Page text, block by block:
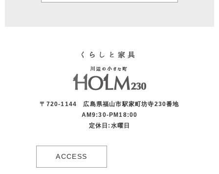
〒720-1144 広島県福山市駅家町坊寺230番地
AM9:30-PM18:00
定休日:水曜日
ACCESS